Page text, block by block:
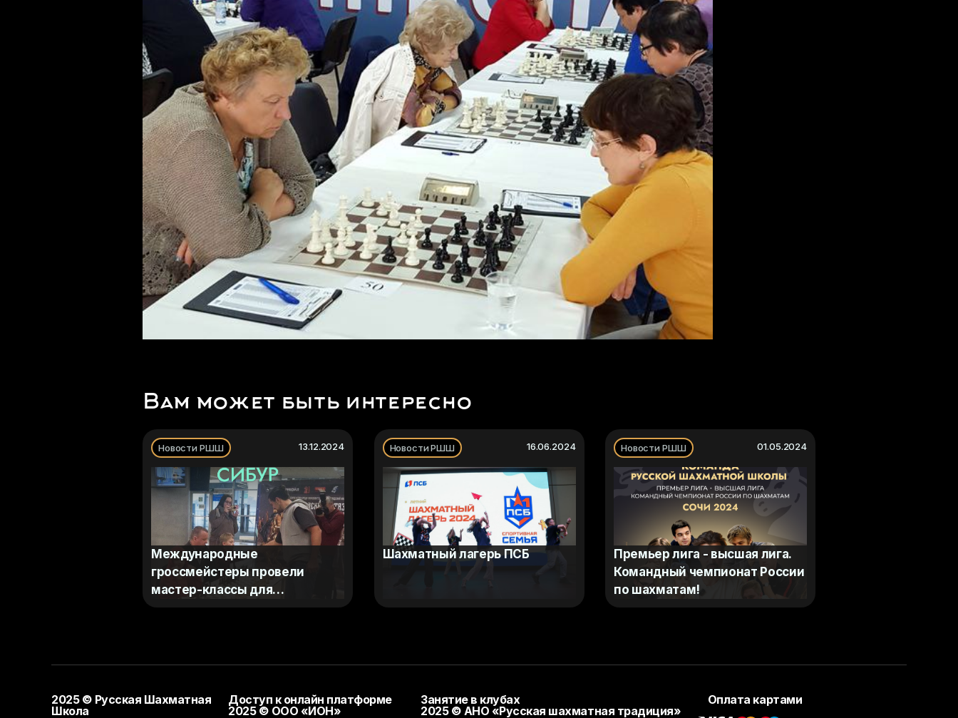
Вам может быть интересно
Новости РШШ
Международные
гроссмейстеры провели
мастер-классы для
участников «Школы шахмат
13.12.2024 Новости РШШ
Шахматный лагерь ПСБ
16.06.2024 Новости РШШ
Премьер лига - высшая лига.
Командный чемпионат России
по шахматам!
01.05.2024
2025 © Русская Шахматная
Школа
Доступ к онлайн платформе
2025 © ООО «ИОН»
Занятие в клубах
2025 © АНО «Русская шахматная традиция»
Оплата картами